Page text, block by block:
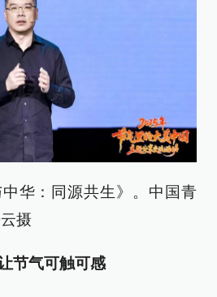
华：同源共生》。中国青
摄
节气可触可感